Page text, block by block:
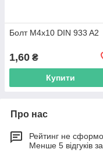
Болт М4х10 DIN 933 A2
1,60 ₴
Купити
Про нас
Рейтинг не
Менше 5 відгуків